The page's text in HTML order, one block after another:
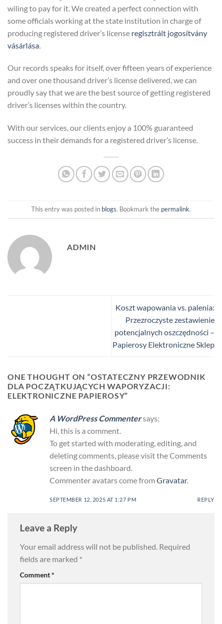
wiling to pay for it. We created a perfect connection with
some officials working at the state institution in charge of
producing registered driver’s license regisztrált jogosítvány
vásárlása
Our records speaks for itself, over fifteen years of experience
and over one thousand driver’s license delivered, we can
proudly say that we are the best source of getting registered
driver’s licenses within the country.
With our services, our clients enjoy a 100% guaranteed
success in their demands for a registered driver’s license.
This entry was posted in blogs. Bookmark the permalink.
ADMIN
Koszt wapowania vs. palenia:
Przezroczyste zestawienie
potencjalnych oszczędności –
Papierosy Elektroniczne Sklep
ONE THOUGHT ON “OSTATECZNY PRZEWODNIK
DLA POCZĄTKUJĄCYCH WAPORYZACJI:
ELEKTRONICZNE PAPIEROSY”
A WordPress Commentersays:
Hi, this is a comment.
To get started with moderating, editing, and
deleting comments, please visit the Comments
screen in the dashboard.
Commenter avatars come from Gravatar.
SEPTEMBER 12, 2025 AT 1:27 PM REPLY
Leave a Reply
Your email address will not be published. Required
fields are marked *
Comment*